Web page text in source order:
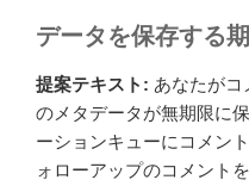
データを保存する
提案テキスト: あなたがコ
のメタデータが無期限に
ーションキューにコメン
ォローアップのコメント